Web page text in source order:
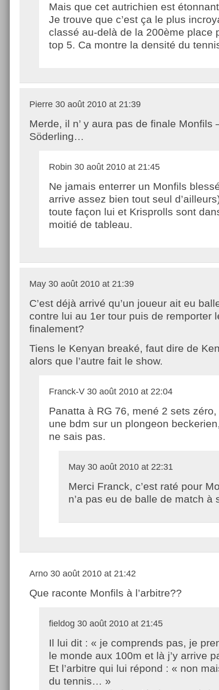
Mais que cet autrichien est
Je trouve que c’est ça le plus
classé au-delà de la 200ème place
top 5. Ca montre la densité du
Pierre 30 août 2010 at 21:39
Merde, il n’ y aura pas de finale Monfils
Söderling…
Robin 30 août 2010 at 21:45
Ne jamais enterrer un Monfils
arrive assez bien tout seul
toute façon lui et Krisprolls sont
moitié de tableau.
May 30 août 2010 at 21:39
C’est déjà arrivé qu’un joueur ait eu
contre lui au 1er tour puis de remporter
finalement?
Tiens le Kenyan breaké, faut dire de
alors que l’autre fait le show.
Franck-V 30 août 2010 at 22:04
Panatta à RG 76, mené 2 sets
une bdm sur un plongeon
ne sais pas.
May 30 août 2010 at 22:31
Merci Franck, c’est raté pour
n’a pas eu de balle de match à
Arno 30 août 2010 at 21:42
Que raconte Monfils à l’arbitre??
fieldog 30 août 2010 at 21:45
Il lui dit : « je comprends pas, je
le monde aux 100m et là j’y arrive
Et l’arbitre qui lui répond : « non
du tennis… »